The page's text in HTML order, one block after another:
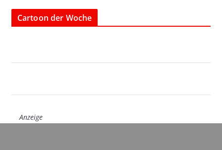
Cartoon der Woche
Anzeige